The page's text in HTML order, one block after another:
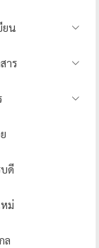
ยน
าร
ดี
ม่
ล